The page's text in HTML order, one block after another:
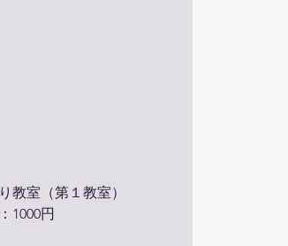
室（第１教室）
1000円